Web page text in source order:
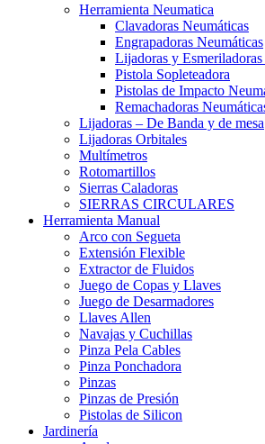
Herramienta Neumatica
Clavadoras Neumáticas
Engrapadoras Neumáticas
Lijadoras y
Pistola Sopleteadora
Pistolas de Impacto
Remachadoras
Lijadoras – De Banda y de mesa
Lijadoras Orbitales
Multímetros
Rotomartillos
Sierras Caladoras
SIERRAS CIRCULARES
Herramienta Manual
Arco con Segueta
Extensión Flexible
Extractor de Fluidos
Juego de Copas y Llaves
Juego de Desarmadores
Llaves Allen
Navajas y Cuchillas
Pinza Pela Cables
Pinza Ponchadora
Pinzas
Pinzas de Presión
Pistolas de Silicon
Jardinería